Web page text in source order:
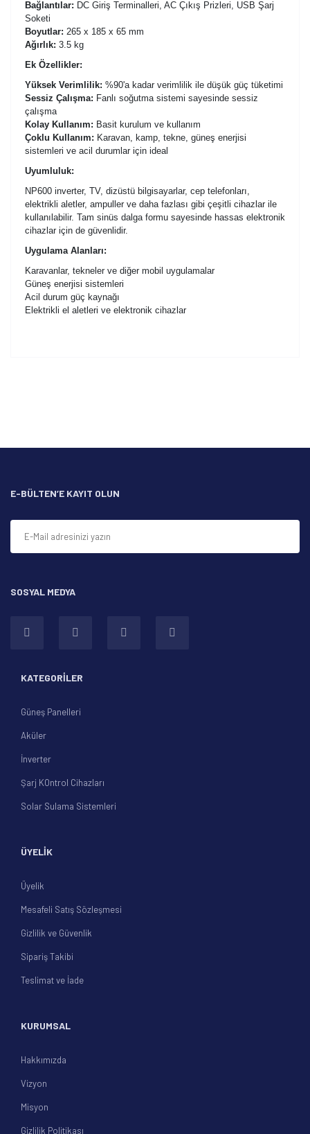
Bağlantılar: DC Giriş Terminalleri, AC Çıkış Prizleri, USB Şarj
Soketi
Boyutlar: 265 x 185 x 65 mm
Ağırlık: 3.5 kg
Ek Özellikler:
Yüksek Verimlilik: %90'a kadar verimlilik ile düşük güç tüketimi
Sessiz Çalışma: Fanlı soğutma sistemi sayesinde sessiz
çalışma
Kolay Kullanım: Basit kurulum ve kullanım
Çoklu Kullanım: Karavan, kamp, ​​tekne, güneş enerjisi
sistemleri ve acil durumlar için ideal
Uyumluluk:
NP600 inverter, TV, dizüstü bilgisayarlar, cep telefonları,
elektrikli aletler, ampuller ve daha fazlası gibi çeşitli cihazlar ile
kullanılabilir. Tam sinüs dalga formu sayesinde hassas elektronik
cihazlar için de güvenlidir.
Uygulama Alanları:
Karavanlar, tekneler ve diğer mobil uygulamalar
Güneş enerjisi sistemleri
Acil durum güç kaynağı
Elektrikli el aletleri ve elektronik cihazlar
Ürün açıklamasında eksik bilgiler bulunuyor.
E-BÜLTEN’E KAYIT OLUN
SOSYAL MEDYA
KATEGORİLER
Güneş Panelleri
Aküler
İnverter
Şarj KOntrol Cihazları
Solar Sulama Sistemleri
ÜYELİK
Üyelik
Mesafeli Satış Sözleşmesi
Gizlilik ve Güvenlik
Sipariş Takibi
Teslimat ve İade
KURUMSAL
Hakkımızda
Vizyon
Misyon
Gizlilik Politikası